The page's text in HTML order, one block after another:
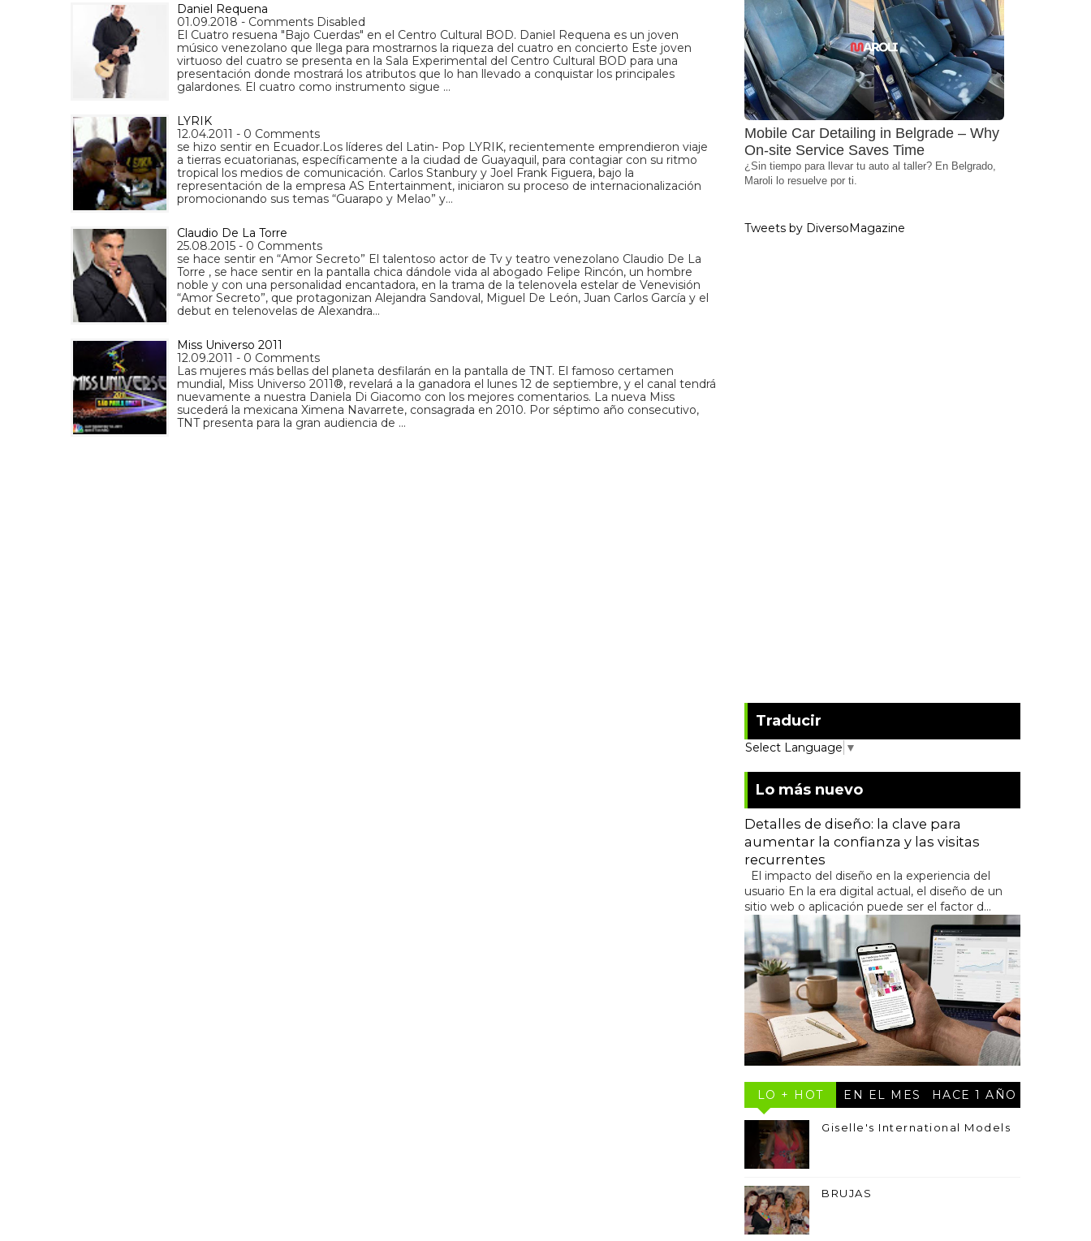
Daniel Requena
01.09.2018 - Comments Disabled
El Cuatro resuena "Bajo Cuerdas" en el Centro Cultural BOD. Daniel Requena es un joven
músico venezolano que llega para mostrarnos la riqueza del cuatro en concierto Este joven
virtuoso del cuatro se presenta en la Sala Experimental del Centro Cultural BOD para una
presentación donde mostrará los atributos que lo han llevado a conquistar los principales
galardones. El cuatro como instrumento sigue …
LYRIK
12.04.2011 - 0 Comments
se hizo sentir en Ecuador.Los líderes del Latin- Pop LYRIK, recientemente emprendieron viaje
a tierras ecuatorianas, específicamente a la ciudad de Guayaquil, para contagiar con su ritmo
tropical los medios de comunicación. Carlos Stanbury y Joel Frank Figuera, bajo la
representación de la empresa AS Entertainment, iniciaron su proceso de internacionalización
promocionando sus temas “Guarapo y Melao” y…
Claudio De La Torre
25.08.2015 - 0 Comments
se hace sentir en “Amor Secreto” El talentoso actor de Tv y teatro venezolano Claudio De La
Torre , se hace sentir en la pantalla chica dándole vida al abogado Felipe Rincón, un hombre
noble y con una personalidad encantadora, en la trama de la telenovela estelar de Venevisión
“Amor Secreto”, que protagonizan Alejandra Sandoval, Miguel De León, Juan Carlos García y el
debut en telenovelas de Alexandra…
Miss Universo 2011
12.09.2011 - 0 Comments
Las mujeres más bellas del planeta desfilarán en la pantalla de TNT. El famoso certamen
mundial, Miss Universo 2011®, revelará a la ganadora el lunes 12 de septiembre, y el canal tendrá
nuevamente a nuestra Daniela Di Giacomo con los mejores comentarios. La nueva Miss
sucederá la mexicana Ximena Navarrete, consagrada en 2010. Por séptimo año consecutivo,
TNT presenta para la gran audiencia de …
Mobile Car Detailing in Belgrade – Why
On-site Service Saves Time
¿Sin tiempo para llevar tu auto al taller? En Belgrado,
Maroli lo resuelve por ti.
Tweets by DiversoMagazine
Traducir
Select Language ▼
Lo más nuevo
Detalles de diseño: la clave para
aumentar la confianza y las visitas
recurrentes
El impacto del diseño en la experiencia del
usuario En la era digital actual, el diseño de un
sitio web o aplicación puede ser el factor d...
LO + HOT EN EL MES HACE 1 AÑO
Giselle's International Models
BRUJAS